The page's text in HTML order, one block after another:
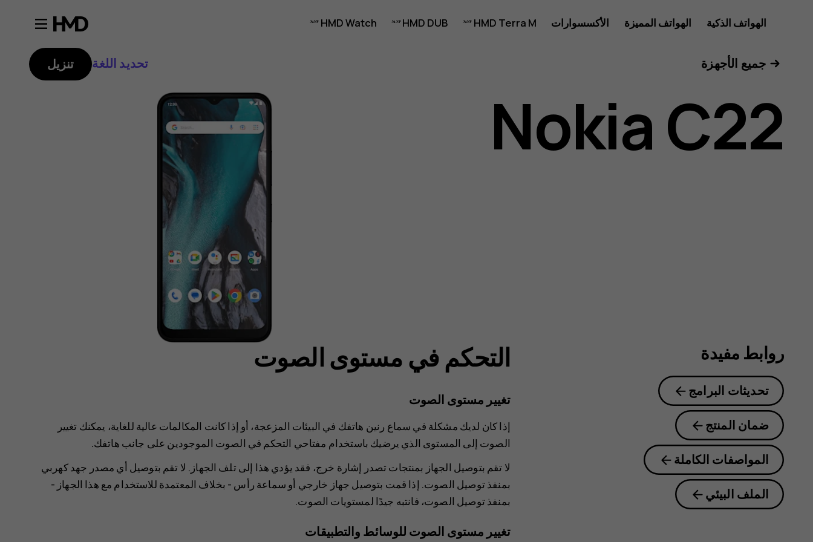
دليل
مستخدم
Nokia
الهواتف الذكية الهواتف المميزة الأكسسوارات HMD Terra M
HMD DUB
HMD Watch
جميع الأجهزة تحديد اللغة تنزيل
Nokia C22
التحكم في مستوى الصوت
تغيير مستوى الصوت
إذا كان لديك مشكلة في سماع رنين هاتفك في البيئات المزعجة، أو إذا كانت المكالمات عالية للغاية، يمكنك تغيير
الصوت إلى المستوى الذي يرضيك باستخدام مفتاحي التحكم في الصوت الموجودين على جانب هاتفك.
لا تقم بتوصيل الجهاز بمنتجات تصدر إشارة خرج، فقد يؤدي هذا إلى تلف الجهاز. لا تقم بتوصيل أي مصدر جهد كهربي
بمنفذ توصيل الصوت. إذا قمت بتوصيل جهاز خارجي أو سماعة رأس - بخلاف المعتمدة للاستخدام مع هذا الجهاز -
بمنفذ توصيل الصوت، فانتبه جيدًا لمستويات الصوت.
تغيير مستوى الصوت للوسائط والتطبيقات
روابط مفيدة
تحديثات البرامج
ضمان المنتج
المواصفات الكاملة
الملف البيئي